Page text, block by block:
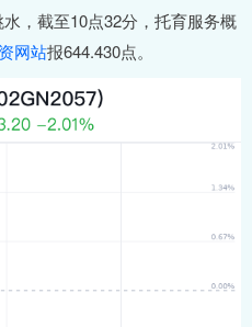
，截至10点32分，托育服务概
网站报644.430点。